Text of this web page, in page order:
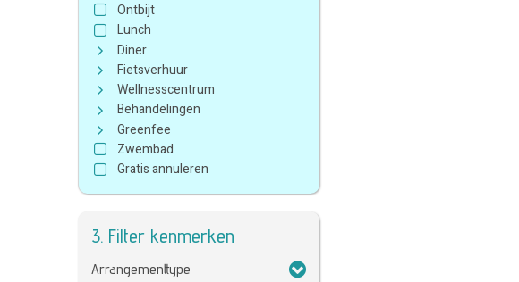
Ontbijt
Lunch
Diner
Fietsverhuur
Wellnesscentrum
Behandelingen
Greenfee
Zwembad
Gratis annuleren
3. Filter kenmerken
Arrangementtype